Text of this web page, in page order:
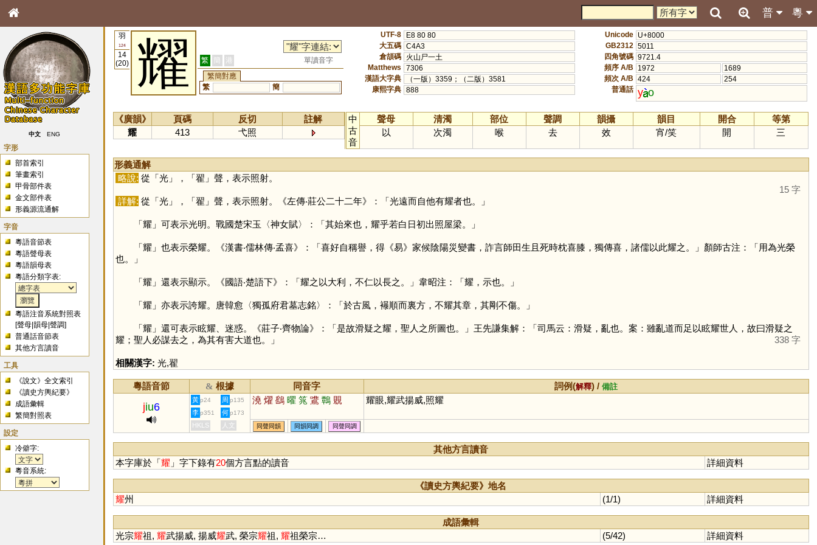
粵
普
中文 ENG
字形
部首索引
筆畫索引
甲骨部件表
金文部件表
形義源流通解
字音
粵語音節表
粵語聲母表
粵語韻母表
粵語分類字表:
粵語注音系統對照表
[聲母 |韻母 |聲調]
普通話音節表
其他方言讀音
工具
《說文》全文索引
《讀史方輿紀要》
成語彙輯
繁簡對照表
設定
冷僻字:
粵音系統:
羽
124
14
(20)
耀 繁 簡 港
單讀音字
繁簡對應
繁
簡
UTF-8
E8 80 80
大五碼 C4A3
倉頡碼
火山尸一土
Matthews
7306
漢語大字典
（一版）3359；（二版）3581
康熙字典 888
Unicode U+8000
GB2312 5011
四角號碼 9721.4
頻序 A/B
1972
1689
頻次 A/B 424
254
普通話 y o
《廣韻》 頁碼 反切
註解
耀
413 弋照
中
古
音
聲母 清濁 部位 聲調 韻攝 韻目 開合
等第
以
次濁 喉 去 效 宵/笑 開 三
形義通解
略說: 從「 光」，「 翟 」聲，表示照射。
15 字
詳解: 從「 光」，「 翟 」聲，表示照射。《左傳‧莊公二十二年》：「光遠而自他有耀者也。」
「 耀 」可表示光明。戰國楚宋玉〈神女賦〉：「其始來也，耀乎若白日初出照屋梁。」
「 耀 」也表示榮耀。《漢書‧儒林傳‧孟喜》：「喜好自稱譽，得《易》家候陰陽災變書，詐言師田生且死時枕喜膝，獨傳喜，諸儒以此耀之。」顏師古注：「用為光榮
也。」
「 耀 」還表示顯示。《國語‧楚語下》：「耀之以大利，不仁以長之。」韋昭注：「耀，示也。」
「 耀 」亦表示誇耀。唐韓愈〈獨孤府君墓志銘〉：「於古風，襮順而裏方，不耀其章，其剛不傷。」
「 耀 」還可表示眩耀、迷惑。《莊子‧齊物論》：「是故滑疑之耀，聖人之所圖也。」王先謙集解：「司馬云：滑疑，亂也。案：雖亂道而足以眩耀世人，故曰滑疑之
耀；聖人必謀去之，為其有害大道也。」
338 字
相關漢字: 光,翟
粵語音節 & 根據 同音字 詞例(解釋) /備註
jiu6
黃 p24 周 p135 澆 燿 鷂 曜 筄 鷕 鷣 覞 耀眼,耀武揚威,照耀
李 p351 何 p173
HKLS 人文 同聲同韻 同韻同調 同聲同調
其他方言讀音
本字庫於「耀 」字下錄有20個方言點的讀音 詳細資料
《讀史方輿紀要》地名
耀州 (1/1) 詳細資料
成語彙輯
光宗耀祖, 耀武揚威, 揚威耀武, 榮宗耀祖, 耀祖榮宗… (5/42) 詳細資料